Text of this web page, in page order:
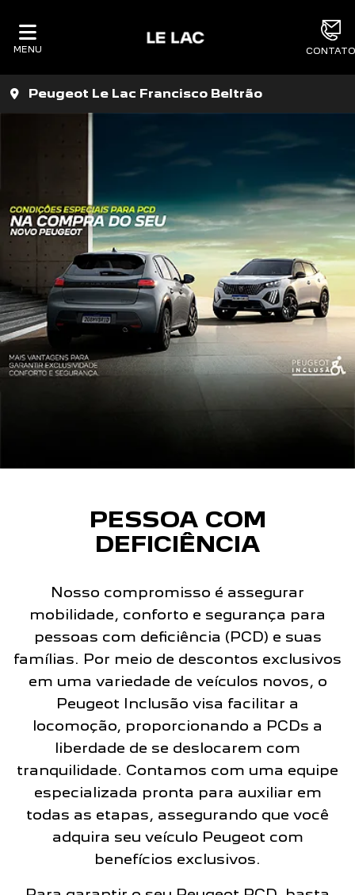
MENU CONTATO
Peugeot Le Lac Francisco Beltrão
PESSOA COM
DEFICIÊNCIA
Nosso compromisso é assegurar
mobilidade, conforto e segurança para
pessoas com deficiência (PCD) e suas
famílias. Por meio de descontos exclusivos
em uma variedade de veículos novos, o
Peugeot Inclusão visa facilitar a
locomoção, proporcionando a PCDs a
liberdade de se deslocarem com
tranquilidade. Contamos com uma equipe
especializada pronta para auxiliar em
todas as etapas, assegurando que você
adquira seu veículo Peugeot com
benefícios exclusivos.